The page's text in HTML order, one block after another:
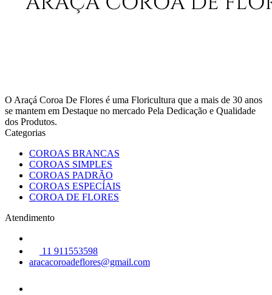
O Araçá Coroa De Flores é uma Floricultura que a mais de 30 anos
se mantem em Destaque no mercado Pela Dedicação e Qualidade
dos Produtos.
Categorias
COROAS BRANCAS
COROAS SIMPLES
COROAS PADRÃO
COROAS ESPECÍAIS
COROA DE FLORES
Atendimento
11 911553598
aracacoroadeflores@gmail.com